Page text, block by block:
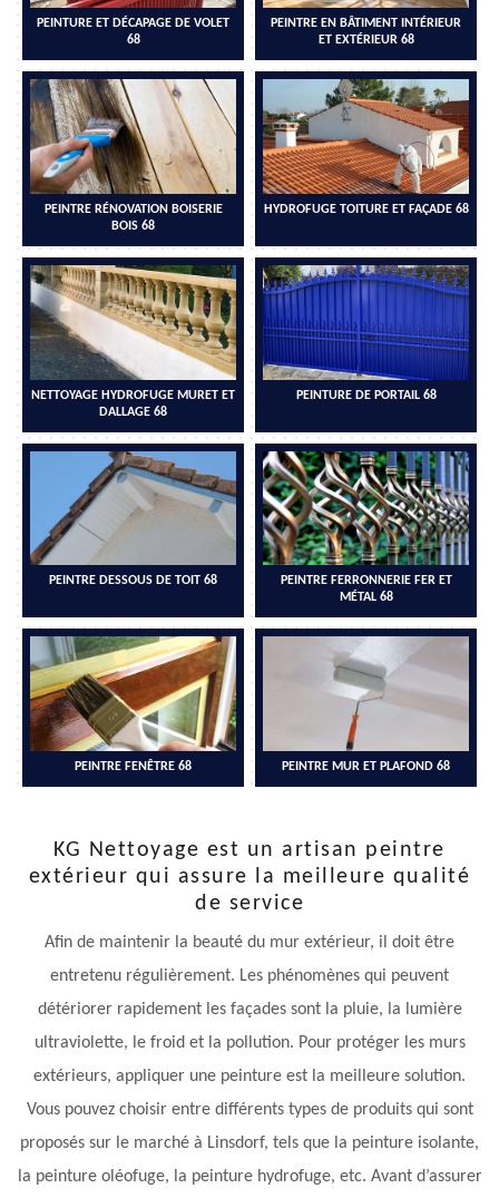
PEINTURE ET DÉCAPAGE DE VOLET
68
PEINTRE EN BÂTIMENT INTÉRIEUR
ET EXTÉRIEUR 68
PEINTRE RÉNOVATION BOISERIE
BOIS 68
HYDROFUGE TOITURE ET FAÇADE 68
NETTOYAGE HYDROFUGE MURET ET
DALLAGE 68
PEINTURE DE PORTAIL 68
PEINTRE DESSOUS DE TOIT 68
PEINTRE FERRONNERIE FER ET
MÉTAL 68
PEINTRE FENÊTRE 68 PEINTRE MUR ET PLAFOND 68
KG Nettoyage est un artisan peintre
extérieur qui assure la meilleure qualité
de service
Afin de maintenir la beauté du mur extérieur, il doit être
entretenu régulièrement. Les phénomènes qui peuvent
détériorer rapidement les façades sont la pluie, la lumière
ultraviolette, le froid et la pollution. Pour protéger les murs
extérieurs, appliquer une peinture est la meilleure solution.
Vous pouvez choisir entre différents types de produits qui sont
proposés sur le marché à Linsdorf, tels que la peinture isolante,
la peinture oléofuge, la peinture hydrofuge, etc. Avant d’assurer